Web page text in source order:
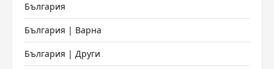
България
България | Варна
България | Други